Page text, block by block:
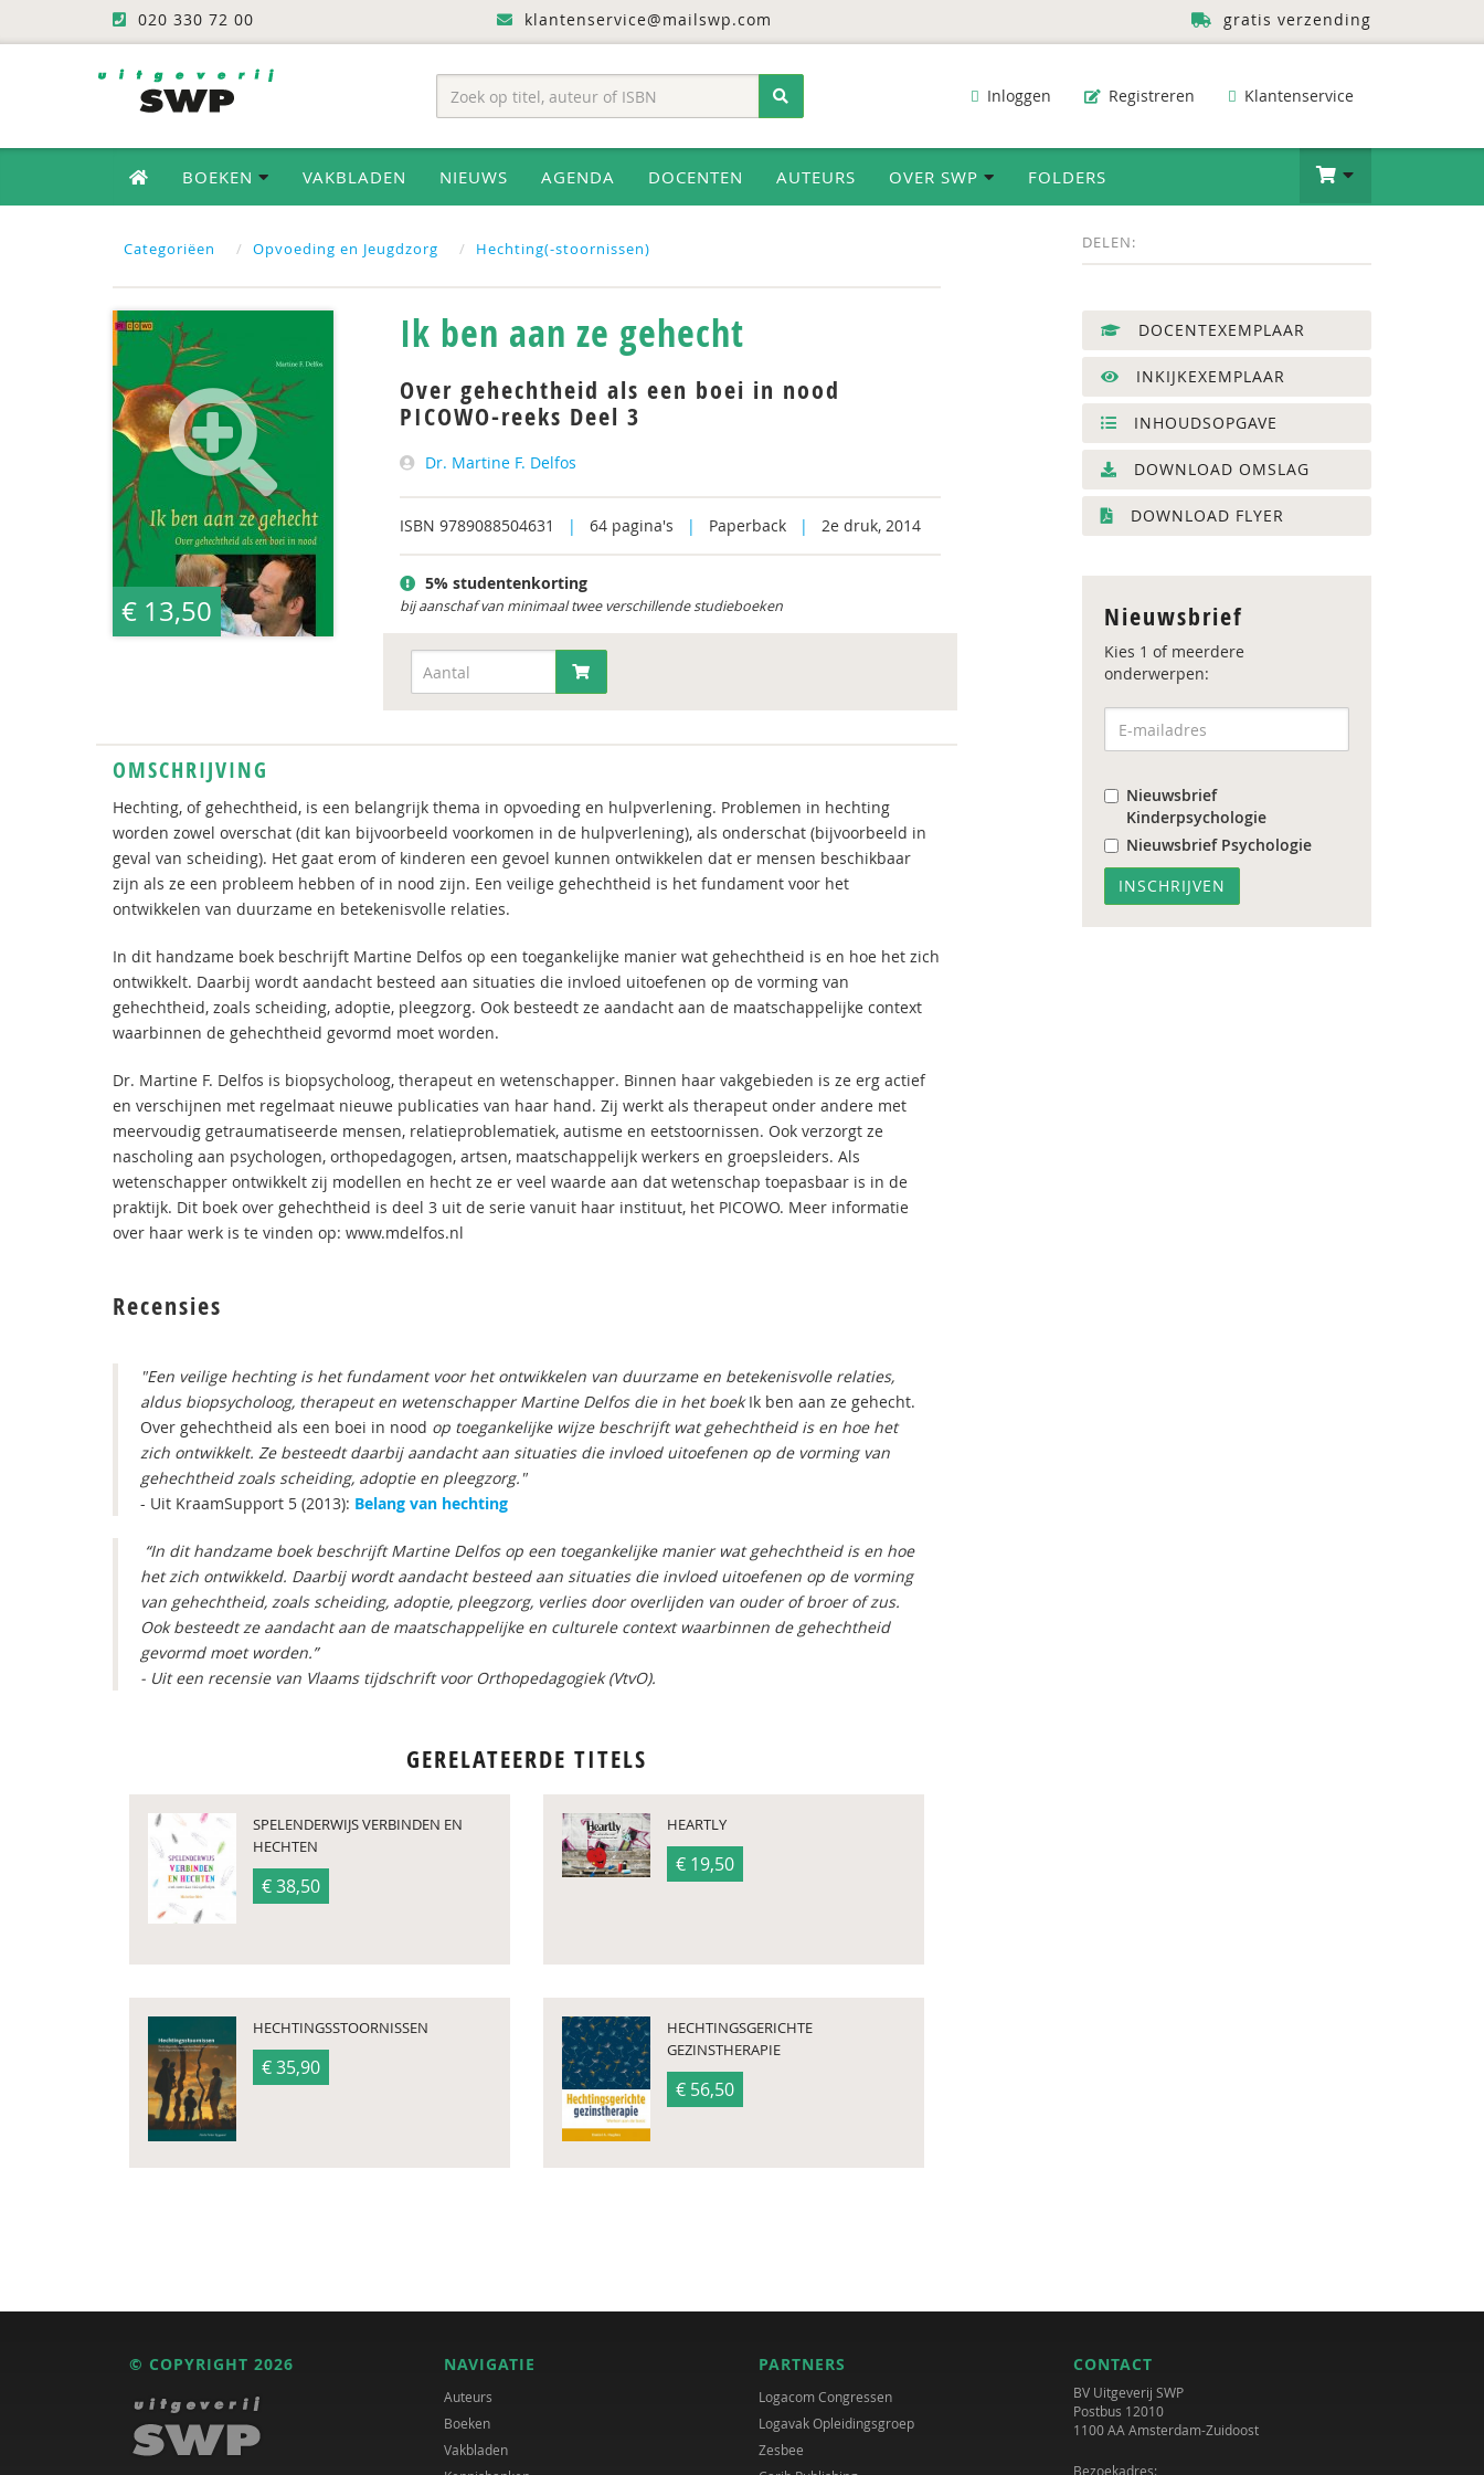
020 330 72 00 klantenservice@mailswp.com gratis verzending
Inloggen Registreren Klantenservice
BOEKEN VAKBLADEN NIEUWS AGENDA DOCENTEN AUTEURS OVER SWP FOLDERS
Categoriëen Opvoeding en Jeugdzorg Hechting(-stoornissen) DELEN:
€ 13,50
Ik ben aan ze gehecht
Over gehechtheid als een boei in nood
PICOWO-reeks Deel 3
Dr. Martine F. Delfos
ISBN 9789088504631 | 64 pagina's | Paperback | 2e druk, 2014
5% studentenkorting
bij aanschaf van minimaal twee verschillende studieboeken
OMSCHRIJVING
Hechting, of gehechtheid, is een belangrijk thema in opvoeding en hulpverlening. Problemen in hechting
worden zowel overschat (dit kan bijvoorbeeld voorkomen in de hulpverlening), als onderschat (bijvoorbeeld in
geval van scheiding). Het gaat erom of kinderen een gevoel kunnen ontwikkelen dat er mensen beschikbaar
zijn als ze een probleem hebben of in nood zijn. Een veilige gehechtheid is het fundament voor het
ontwikkelen van duurzame en betekenisvolle relaties.
In dit handzame boek beschrijft Martine Delfos op een toegankelijke manier wat gehechtheid is en hoe het zich
ontwikkelt. Daarbij wordt aandacht besteed aan situaties die invloed uitoefenen op de vorming van
gehechtheid, zoals scheiding, adoptie, pleegzorg. Ook besteedt ze aandacht aan de maatschappelijke context
waarbinnen de gehechtheid gevormd moet worden.
Dr. Martine F. Delfos is biopsycholoog, therapeut en wetenschapper. Binnen haar vakgebieden is ze erg actief
en verschijnen met regelmaat nieuwe publicaties van haar hand. Zij werkt als therapeut onder andere met
meervoudig getraumatiseerde mensen, relatieproblematiek, autisme en eetstoornissen. Ook verzorgt ze
nascholing aan psychologen, orthopedagogen, artsen, maatschappelijk werkers en groepsleiders. Als
wetenschapper ontwikkelt zij modellen en hecht ze er veel waarde aan dat wetenschap toepasbaar is in de
praktijk. Dit boek over gehechtheid is deel 3 uit de serie vanuit haar instituut, het PICOWO. Meer informatie
over haar werk is te vinden op: www.mdelfos.nl
Recensies
"Een veilige hechting is het fundament voor het ontwikkelen van duurzame en betekenisvolle relaties,
aldus biopsycholoog, therapeut en wetenschapper Martine Delfos die in het boekIk ben aan ze gehecht.
Over gehechtheid als een boei in nood op toegankelijke wijze beschrijft wat gehechtheid is en hoe het
zich ontwikkelt. Ze besteedt daarbij aandacht aan situaties die invloed uitoefenen op de vorming van
gehechtheid zoals scheiding, adoptie en pleegzorg."
- Uit KraamSupport 5 (2013): Belang van hechting
“In dit handzame boek beschrijft Martine Delfos op een toegankelijke manier wat gehechtheid is en hoe
het zich ontwikkeld. Daarbij wordt aandacht besteed aan situaties die invloed uitoefenen op de vorming
van gehechtheid, zoals scheiding, adoptie, pleegzorg, verlies door overlijden van ouder of broer of zus.
Ook besteedt ze aandacht aan de maatschappelijke en culturele context waarbinnen de gehechtheid
gevormd moet worden.”
- Uit een recensie van Vlaams tijdschrift voor Orthopedagogiek (VtvO).
GERELATEERDE TITELS
SPELENDERWIJS VERBINDEN EN
HECHTEN
€ 38,50
HEARTLY
€ 19,50
HECHTINGSSTOORNISSEN
€ 35,90
HECHTINGSGERICHTE
GEZINSTHERAPIE
€ 56,50
DOCENTEXEMPLAAR
INKIJKEXEMPLAAR
INHOUDSOPGAVE
DOWNLOAD OMSLAG
DOWNLOAD FLYER
Nieuwsbrief
Kies 1 of meerdere
onderwerpen:
Nieuwsbrief
Kinderpsychologie
Nieuwsbrief Psychologie
© COPYRIGHT 2026 NAVIGATIE
Auteurs
Boeken
Vakbladen
PARTNERS
Logacom Congressen
Logavak Opleidingsgroep
Zesbee
CONTACT
BV Uitgeverij SWP
Postbus 12010
1100 AA Amsterdam-Zuidoost
Bezoekadres: